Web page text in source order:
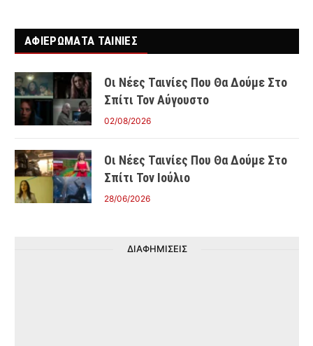
ΑΦΙΕΡΩΜΑΤΑ ΤΑΙΝΊΕΣ
Οι Νέες Ταινίες Που Θα Δούμε Στο
Σπίτι Τον Αύγουστο
02/08/2026
Οι Νέες Ταινίες Που Θα Δούμε Στο
Σπίτι Τον Ιούλιο
28/06/2026
ΔΙΑΦΗΜΙΣΕΙΣ